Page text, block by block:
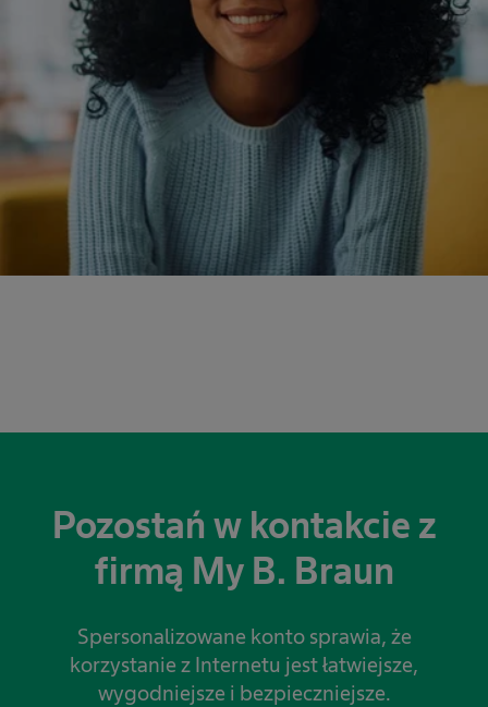
Pozostań w kontakcie z
firmą My B. Braun
Spersonalizowane konto sprawia, że
korzystanie z Internetu jest łatwiejsze,
wygodniejsze i bezpieczniejsze.